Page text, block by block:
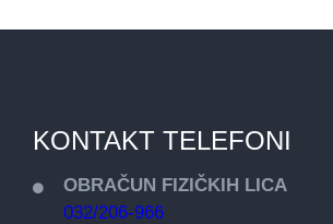
KONTAKT TELEFONI
OBRAČUN FIZIČKIH LICA
032/206-966